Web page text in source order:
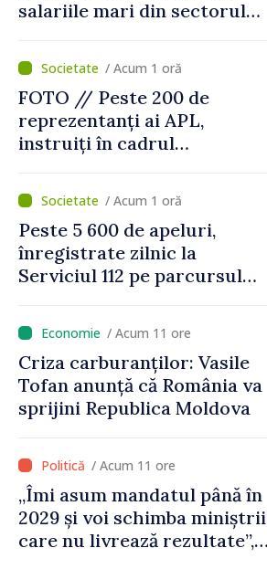
/ Acum 1 oră
FOTO // Peste 200 de
reprezentanți ai APL,
instruiți în cadrul
Mediu privind aplicarea a
două regulamente din
domeniu
/ Acum 1 oră
Peste 5 600 de apeluri,
înregistrate zilnic la
Serviciul 112 pe parcursul
cetățeni au solicitat
ambulanța/ Acum 11 ore
Criza carburanților: Vasile
Tofan anunță că România va
sprijini Republica Moldova
/ Acum 11 ore
„Îmi asum mandatul până în
2029 și voi schimba miniștrii
care nu livrează rezultate”,